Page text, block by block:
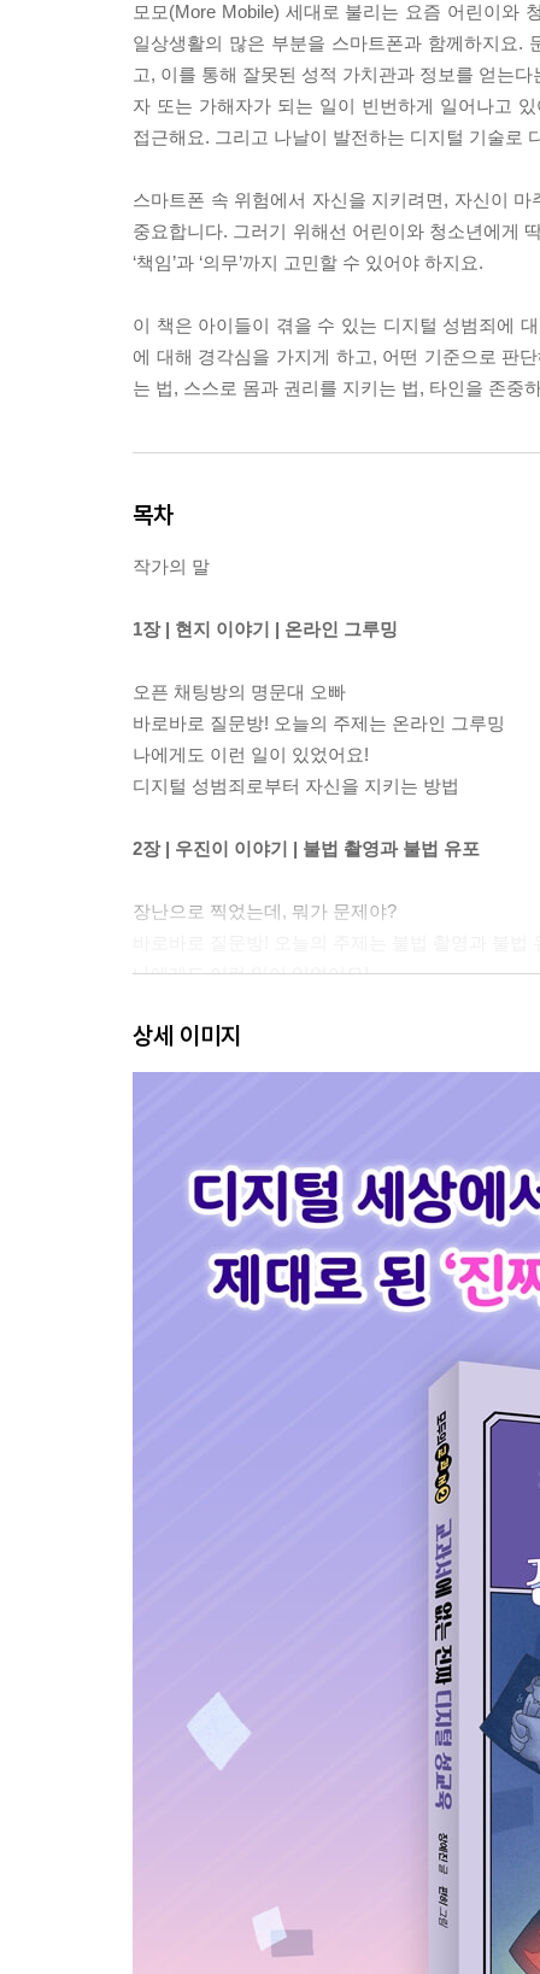
모모(More Mobile) 세대로 불리는 요즘 어린이와
일상생활의 많은 부분을 스마트폰과 함께하지요.
고, 이를 통해 잘못된 성적 가치관과 정보를 얻는
자 또는 가해자가 되는 일이 빈번하게 일어나고
접근해요. 그리고 나날이 발전하는 디지털 기술로
스마트폰 속 위험에서 자신을 지키려면, 자신이
중요합니다. 그러기 위해선 어린이와 청소년에게
‘책임’과 ‘의무’까지 고민할 수 있어야 하지요.
이 책은 아이들이 겪을 수 있는 디지털 성범죄에
에 대해 경각심을 가지게 하고, 어떤 기준으로 판
는 법, 스스로 몸과 권리를 지키는 법, 타인을 존중
목차
작가의 말
1장 | 현지 이야기 | 온라인 그루밍
오픈 채팅방의 명문대 오빠
바로바로 질문방! 오늘의 주제는 온라인 그루밍
나에게도 이런 일이 있었어요!
디지털 성범죄로부터 자신을 지키는 방법
2장 | 우진이 이야기 | 불법 촬영과 불법 유포
장난으로 찍었는데, 뭐가 문제야?
나에게도 이런 일이 있었어요!
3장 | 은성이 이야기 | 딥페이크 범죄
바로바로 질문방! 오늘의 주제는 딥페이크 범죄
나에게도 이런 일이 있었어요!
딥페이크 사진과 영상을 봤을 때 문제를 해결하는
4장 | 소영이 이야기 | 아바타 성폭력
바로바로 질문방! 오늘의 주제는 아바타 성폭력
메타버스를 안전하고 재미있게 즐기는 방법
바로바로 질문방! 오늘의 주제는 음란물 중독
6장 | 영지 이야기 | 몸캠 피싱
몸캠 피싱으로부터 자신을 지키는 방법
7장 | 가희 이야기 | 사이버 스토킹
상세 이미지